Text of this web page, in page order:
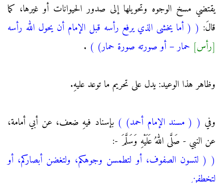
يقتضي مسخ الوجوه وتحويلها إلى صدور الحيوانات أو غيرها، كما
قالَ: ( ( أما يخشى الذي يرفع رأسه قبل الإمام أن يحول الله رأسه
[رأس] حمار – أو صورته صورة حمار) )
.
وظاهر هذا الوعيد: يدل على تحريم ما توعد عليهِ.
وفي ( ( مسند الإمام أحمد) ) بإسناد فيهِ ضعف، عن أبي أمامة،
عن النبي - صَلَّى اللهُ عَلَيْهِ وَسَلَّمَ -:
( ( لتسون الصفوف، أو لتطمسن وجوهكم، ولتغضن أبصاركم، أو
لتخطفن